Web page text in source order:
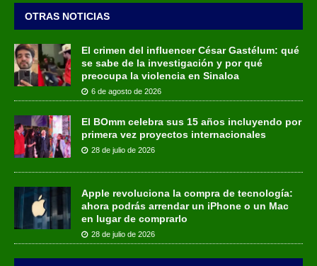
OTRAS NOTICIAS
El crimen del influencer César Gastélum: qué
se sabe de la investigación y por qué
preocupa la violencia en Sinaloa
6 de agosto de 2026
El BOmm celebra sus 15 años incluyendo por
primera vez proyectos internacionales
28 de julio de 2026
Apple revoluciona la compra de tecnología:
ahora podrás arrendar un iPhone o un Mac
en lugar de comprarlo
28 de julio de 2026